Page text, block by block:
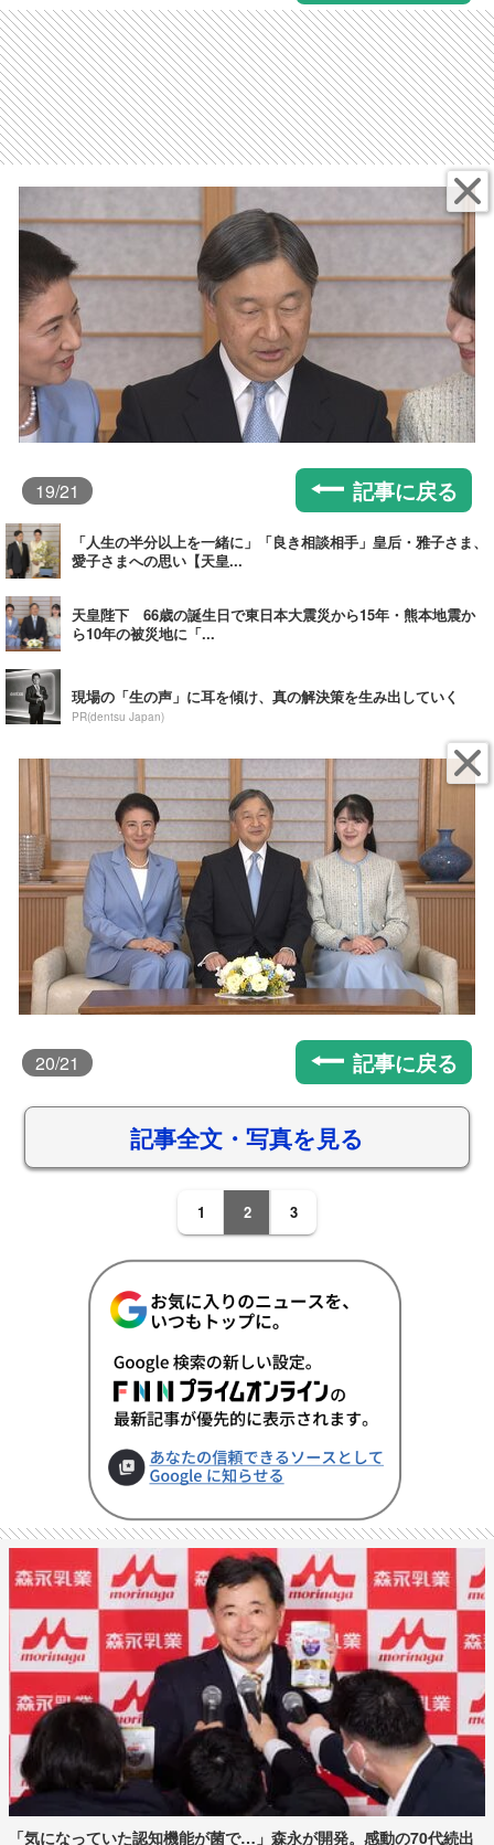
19/21 記事に戻る
「人生の半分以上を一緒に」「良き相談相手」皇后・雅子さま、
愛子さまへの思い【天皇...
天皇陛下 66歳の誕生日で東日本大震災から15年・熊本地震か
ら10年の被災地に「...
現場の「生の声」に耳を傾け、真の解決策を生み出していく
PR(dentsu Japan)
20/21 記事に戻る
記事全文・写真を見る
1 2 3
「気になっていた認知機能が菌で…」森永が開発。感動の70代続出